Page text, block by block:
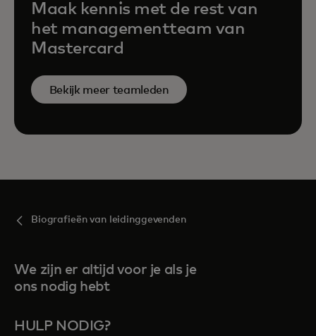
Maak kennis met de rest van
het managementteam van
Mastercard
Bekijk meer teamleden
Biografieën van leidinggevenden
We zijn er altijd voor je als je
ons nodig hebt
HULP NODIG?